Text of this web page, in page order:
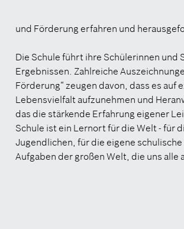
und Förderung erfahren und
Die Schule führt ihre Schülerinnen
Ergebnissen. Zahlreiche
Förderung“ zeugen davon, dass es auf
Lebensvielfalt aufzunehmen und
das die stärkende Erfahrung eigener
Schule ist ein Lernort für die Welt - für
Jugendlichen, für die eigene
Aufgaben der großen Welt, die uns alle